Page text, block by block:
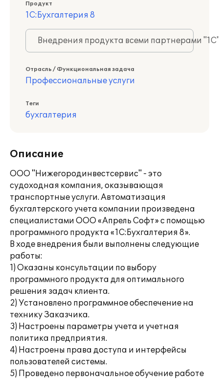
Продукт
1С:Бухгалтерия 8
Внедрения продукта всеми партнерами
Отрасль / Функциональная задача
Профессиональные услуги
Теги
бухгалтерия
Описание
ООО "Нижегородинвестсервис" - это
судоходная компания, оказывающая
транспортные услуги. Автоматизация
бухгалтерского учета компании произведена
специалистами ООО «Апрель Софт» с помощью
программного продукта «1С:Бухгалтерия 8».
В ходе внедрения были выполнены следующие
работы:
1) Оказаны консультации по выбору
программного продукта для оптимального
решения задач клиента.
2) Установлено программное обеспечение на
технику Заказчика.
3) Настроены параметры учета и учетная
политика предприятия.
4) Настроены права доступа и интерфейсы
пользователей системы.
5) Проведено первоначальное обучение работе